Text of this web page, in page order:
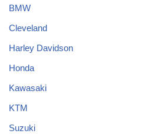
BMW
Cleveland
Harley Davidson
Honda
Kawasaki
KTM
Suzuki